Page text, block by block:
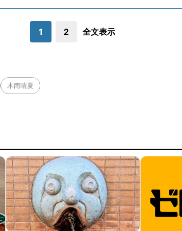
1 2 全文表示
木南晴夏